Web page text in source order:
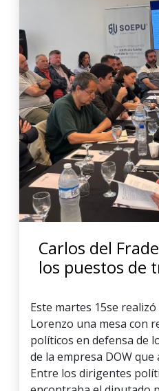
Carlos del
los puestos de
Este martes 15se realizó
Lorenzo una mesa con
políticos en defensa de
de la empresa DOW
Entre los dirigentes